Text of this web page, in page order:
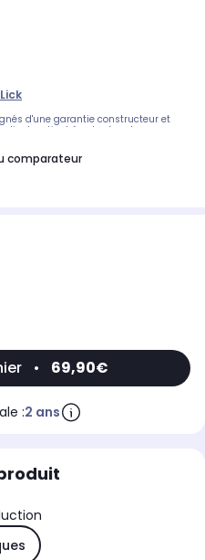
Lick
d'une garantie constructeur et
client se tient à votre écoute.
comparateur
• 69,90€
:2 ans